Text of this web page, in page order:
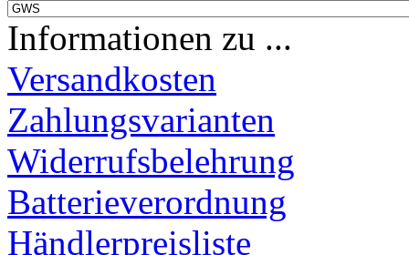
Informationen zu ...
Versandkosten
Zahlungsvarianten
Widerrufsbelehrung
Batterieverordnung
Händlerpreisliste